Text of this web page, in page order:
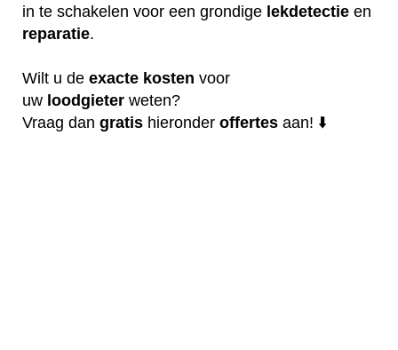
in te schakelen voor een grondige lekdetectie en
reparatie.
Wilt u de exacte kosten voor
uw loodgieter weten?
Vraag dan gratis hieronder offertes aan! ⬇️